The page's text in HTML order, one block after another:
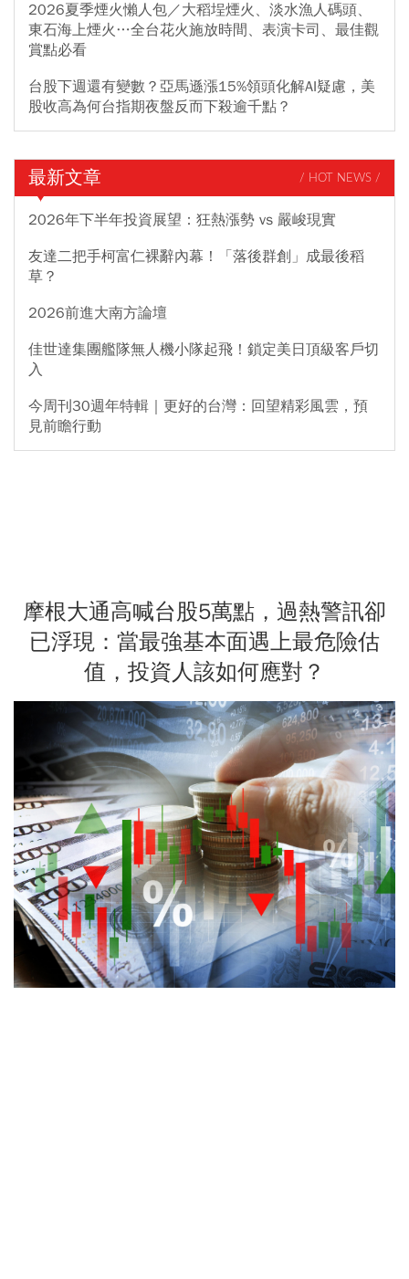
2026夏季煙火懶人包／大稻埕煙火、淡水漁人碼頭、
東石海上煙火…全台花火施放時間、表演卡司、最佳觀
賞點必看
台股下週還有變數？亞馬遜漲15%領頭化解AI疑慮，美
股收高為何台指期夜盤反而下殺逾千點？
最新文章 / HOT NEWS /
2026年下半年投資展望：狂熱漲勢 vs 嚴峻現實
友達二把手柯富仁裸辭內幕！「落後群創」成最後稻
草？
2026前進大南方論壇
佳世達集團艦隊無人機小隊起飛！鎖定美日頂級客戶切
入
今周刊30週年特輯｜更好的台灣：回望精彩風雲，預
見前瞻行動
摩根大通高喊台股5萬點，過熱警訊卻
已浮現：當最強基本面遇上最危險估
值，投資人該如何應對？